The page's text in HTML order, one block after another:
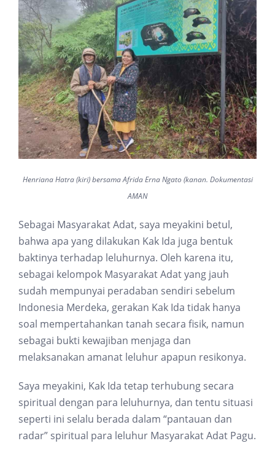
Henriana Hatra (kiri) bersama Afrida Erna Ngato (kanan. Dokumentasi
AMAN
Sebagai Masyarakat Adat, saya meyakini betul,
bahwa apa yang dilakukan Kak Ida juga bentuk
baktinya terhadap leluhurnya. Oleh karena itu,
sebagai kelompok Masyarakat Adat yang jauh
sudah mempunyai peradaban sendiri sebelum
Indonesia Merdeka, gerakan Kak Ida tidak hanya
soal mempertahankan tanah secara fisik, namun
sebagai bukti kewajiban menjaga dan
melaksanakan amanat leluhur apapun resikonya.
Saya meyakini, Kak Ida tetap terhubung secara
spiritual dengan para leluhurnya, dan tentu situasi
seperti ini selalu berada dalam “pantauan dan
radar” spiritual para leluhur Masyarakat Adat Pagu.